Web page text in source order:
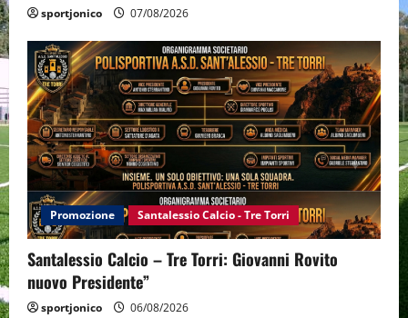
sportjonico 07/08/2026
Promozione Santalessio Calcio - Tre Torri
Santalessio Calcio – Tre Torri: Giovanni Rovito
nuovo Presidente”
sportjonico 06/08/2026